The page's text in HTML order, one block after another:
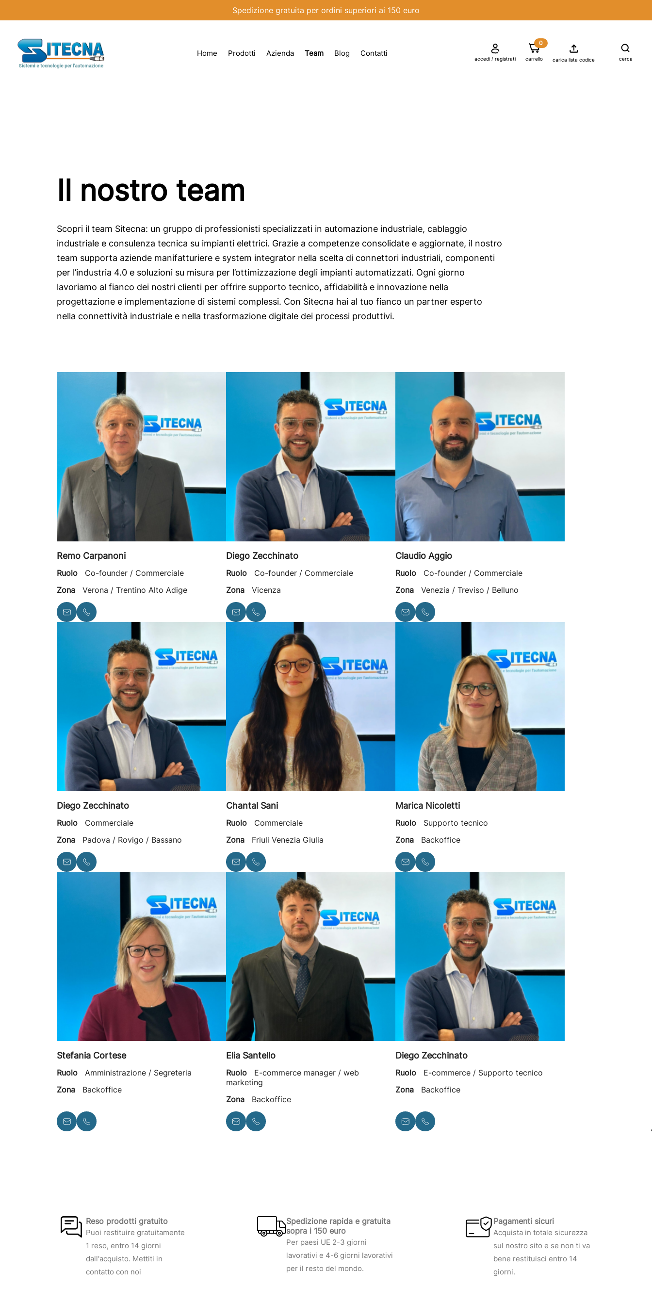
Spedizione gratuita per ordini superiori ai 150 euro
Home Prodotti Azienda Team Blog Contatti 
accedi / registrati
shopping_cart
carrello
0
carica lista codice cerca
Il nostro team
Scopri il team Sitecna: un gruppo di professionisti specializzati in automazione industriale, cablaggio
industriale e consulenza tecnica su impianti elettrici. Grazie a competenze consolidate e aggiornate, il nostro
team supporta aziende manifatturiere e system integrator nella scelta di connettori industriali, componenti
per l’industria 4.0 e soluzioni su misura per l’ottimizzazione degli impianti automatizzati. Ogni giorno
lavoriamo al fianco dei nostri clienti per offrire supporto tecnico, affidabilità e innovazione nella
progettazione e implementazione di sistemi complessi. Con Sitecna hai al tuo fianco un partner esperto
nella connettività industriale e nella trasformazione digitale dei processi produttivi.
Remo Carpanoni
Ruolo
Co-founder / Commerciale
Zona
Verona / Trentino Alto Adige
Diego Zecchinato
Ruolo
Co-founder / Commerciale
Zona
Vicenza
Claudio Aggio
Ruolo
Co-founder / Commerciale
Zona
Venezia / Treviso / Belluno
Diego Zecchinato
Ruolo
Commerciale
Zona
Padova / Rovigo / Bassano
Chantal Sani
Ruolo
Commerciale
Zona
Friuli Venezia Giulia
Marica Nicoletti
Ruolo
Supporto tecnico
Zona
Backoffice
Stefania Cortese
Ruolo
Amministrazione / Segreteria
Zona
Backoffice
Elia Santello
Ruolo
E-commerce manager / web
marketing
Zona
Backoffice
Diego Zecchinato
Ruolo
E-commerce / Supporto tecnico
Zona
Backoffice
Reso prodotti gratuito
Puoi restituire gratuitamente
1 reso, entro 14 giorni
dall'acquisto. Mettiti in
contatto con noi
Spedizione rapida e gratuita
sopra i 150 euro
Per paesi UE 2-3 giorni
lavorativi e 4-6 giorni lavorativi
per il resto del mondo.
Pagamenti sicuri
Acquista in totale sicurezza
sul nostro sito e se non ti va
bene restituisci entro 14
giorni.